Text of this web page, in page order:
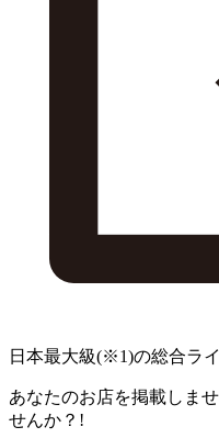
日本最大級(※1)の総合ラ
あなたのお店を掲載しま
せんか？!